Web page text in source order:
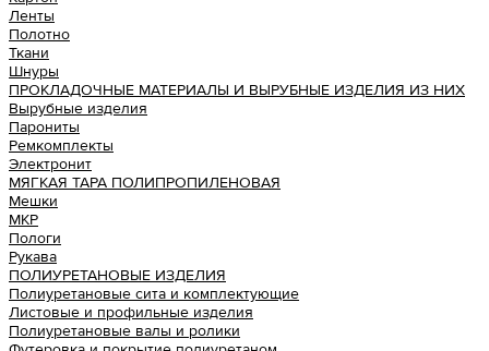
Ленты
Полотно
Ткани
Шнуры
ПРОКЛАДОЧНЫЕ МАТЕРИАЛЫ И ВЫРУБНЫЕ ИЗДЕЛИЯ ИЗ НИХ
Вырубные изделия
Парониты
Ремкомплекты
Электронит
МЯГКАЯ ТАРА ПОЛИПРОПИЛЕНОВАЯ
Мешки
МКР
Пологи
Рукава
ПОЛИУРЕТАНОВЫЕ ИЗДЕЛИЯ
Полиуретановые сита и комплектующие
Листовые и профильные изделия
Полиуретановые валы и ролики